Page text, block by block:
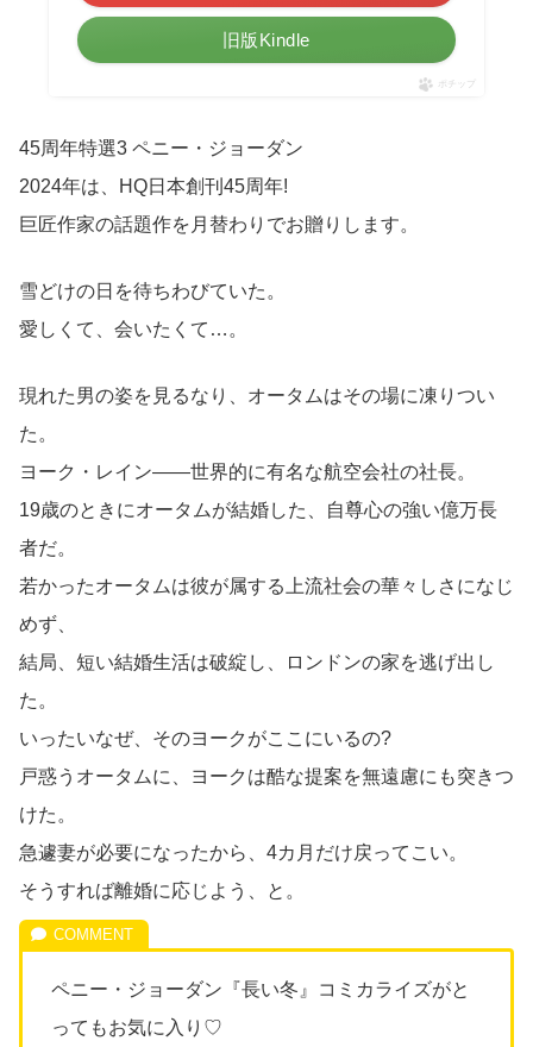
旧版Kindle
ポチップ
45周年特選3 ペニー・ジョーダン
2024年は、HQ日本創刊45周年!
巨匠作家の話題作を月替わりでお贈りします。
雪どけの日を待ちわびていた。
愛しくて、会いたくて…。
現れた男の姿を見るなり、オータムはその場に凍りつい
た。
ヨーク・レイン――世界的に有名な航空会社の社長。
19歳のときにオータムが結婚した、自尊心の強い億万長
者だ。
若かったオータムは彼が属する上流社会の華々しさになじ
めず、
結局、短い結婚生活は破綻し、ロンドンの家を逃げ出し
た。
いったいなぜ、そのヨークがここにいるの?
戸惑うオータムに、ヨークは酷な提案を無遠慮にも突きつ
けた。
急遽妻が必要になったから、4カ月だけ戻ってこい。
そうすれば離婚に応じよう、と。
ペニー・ジョーダン『長い冬』コミカライズがと
ってもお気に入り♡